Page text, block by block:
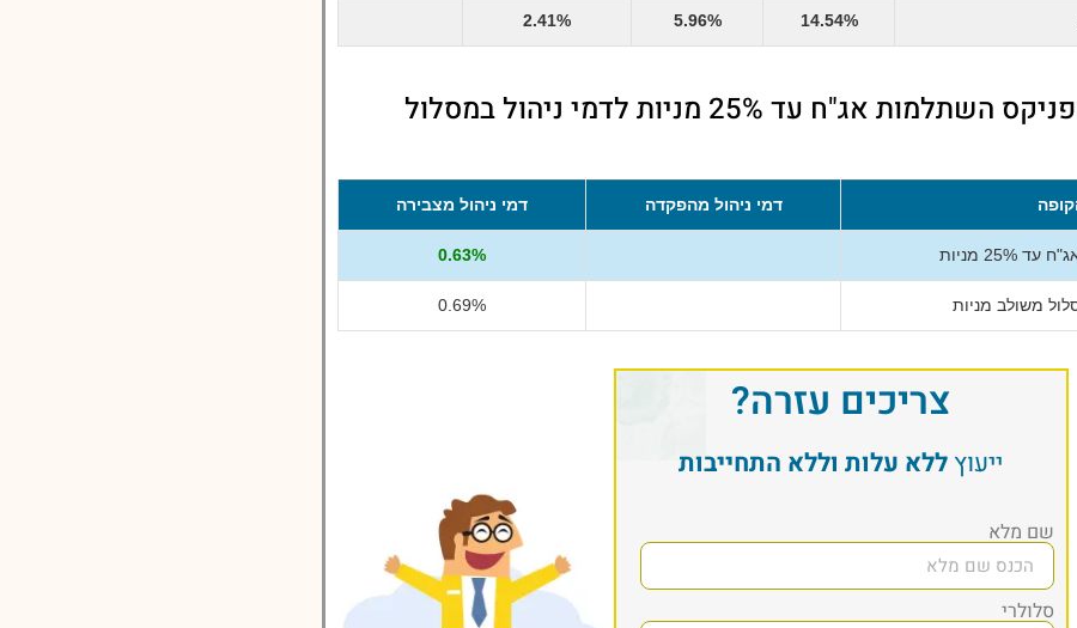
14.54%
5.96%
2.41%
השוואת דמי ניהול הפניקס השתלמות אג"ח עד 25% מניות לדמי ניהול במסלול
דמי ניהול מהפקדה דמי ניהול מצבירה
מניות 0.63%
משולב מניות 0.69%
צריכים עזרה?
ייעוץללא עלות וללא התחייבות
שם מלא
סלולרי